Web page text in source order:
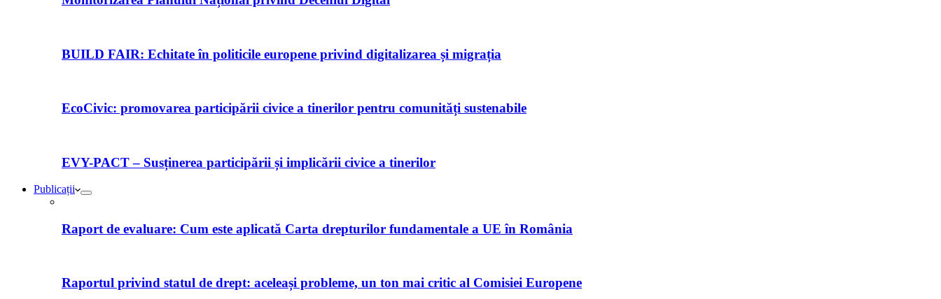
BUILD FAIR: Echitate în politicile europene privind digitalizarea și migrația
EcoCivic: promovarea participării civice a tinerilor pentru comunități sustenabile
EVY-PACT – Susținerea participării și implicării civice a tinerilor
Publicații
Raport de evaluare: Cum este aplicată Carta drepturilor fundamentale a UE în România
Raportul privind statul de drept: aceleași probleme, un ton mai critic al Comisiei Europene